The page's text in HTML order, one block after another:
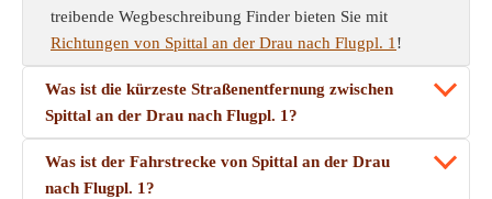
treibende Wegbeschreibung Finder bieten Sie mit
Richtungen von Spittal an der Drau nach Flugpl. 1 !
Was ist die kürzeste Straßenentfernung zwischen
Spittal an der Drau nach Flugpl. 1?
Was ist der Fahrstrecke von Spittal an der Drau
nach Flugpl. 1?